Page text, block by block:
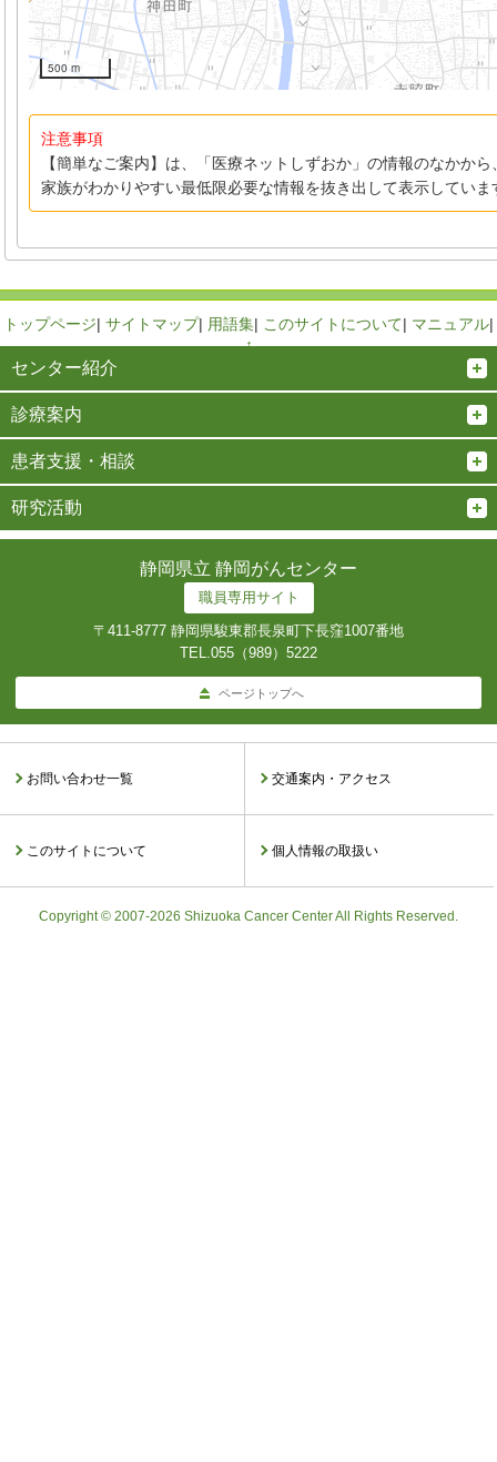
500 m
注意事項
【簡単なご案内】は、「医療ネットしずおか」の情報のなかか
家族がわかりやすい最低限必要な情報を抜き出して表示していま
トップページ| サイトマップ| 用語集| このサイトについて| マニュアル|
↑
センター紹介
診療案内
患者支援・相談
研究活動
静岡県立 静岡がんセンター
職員専用サイト
〒411-8777 静岡県駿東郡長泉町下長窪1007番地
TEL.055（989）5222
ページトップへ
お問い合わせ一覧 交通案内・アクセス
このサイトについて 個人情報の取扱い
Copyright © 2007-2026 Shizuoka Cancer Center All Rights Reserved.